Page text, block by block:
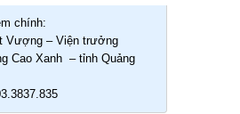
chính:
Vượng – Viện trưởng
Cao Xanh – tỉnh Quảng